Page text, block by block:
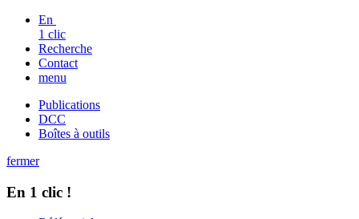
En
1 clic
Recherche
Contact
menu
Publications
DCC
Boîtes à outils
fermer
En 1 clic !